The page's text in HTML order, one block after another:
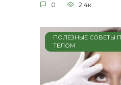
0 2.4к.
ПОЛЕЗНЫЕ СОВЕТЫ
ТЕЛОМ